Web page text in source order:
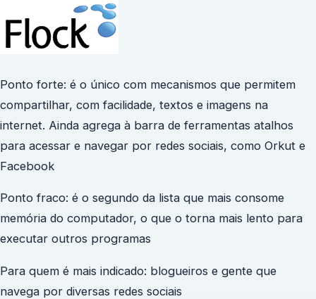
Ponto forte: é o único com mecanismos que permitem
compartilhar, com facilidade, textos e imagens na
internet. Ainda agrega à barra de ferramentas atalhos
para acessar e navegar por redes sociais, como Orkut e
Facebook
Ponto fraco: é o segundo da lista que mais consome
memória do computador, o que o torna mais lento para
executar outros programas
Para quem é mais indicado: blogueiros e gente que
navega por diversas redes sociais